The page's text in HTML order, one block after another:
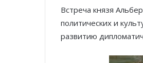
Встреча князя
политических и
развитию